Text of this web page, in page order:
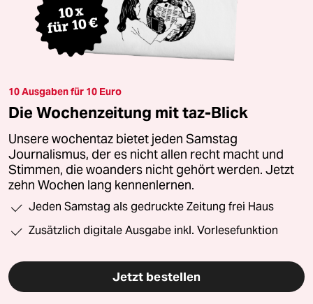
10 Ausgaben für 10 Euro
Die Wochenzeitung mit taz-Blick
Unsere wochentaz bietet jeden Samstag
Journalismus, der es nicht allen recht macht und
Stimmen, die woanders nicht gehört werden. Jetzt
zehn Wochen lang kennenlernen.
Jeden Samstag als gedruckte Zeitung frei Haus
Zusätzlich digitale Ausgabe inkl. Vorlesefunktion
Jetzt bestellen